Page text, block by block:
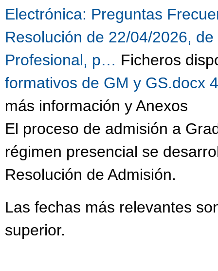
Electrónica: Preguntas
Resolución de 22/04/2026,
Profesional, p… Ficheros
formativos de GM y GS.docx
más información y Anexos
El proceso de admisión a
régimen presencial se
Resolución de Admisión.
Las fechas más relevantes
superior.